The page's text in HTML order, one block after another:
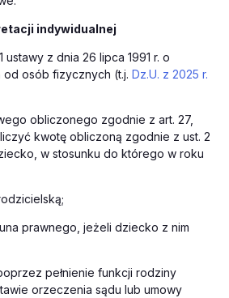
indywidualnej
ustawy z dnia 26 lipca 1991 r. o
osób fizycznych (t.j. Dz.U. z 2025 r.
obliczonego zgodnie z art. 27,
kwotę obliczoną zgodnie z ust. 2
w stosunku do którego w roku
prawnego, jeżeli dziecko z nim
pełnienie funkcji rodziny
orzeczenia sądu lub umowy